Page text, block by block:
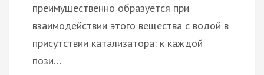
преимущественно образуется при
взаимодействии этого вещества с водой в
присутствии катализатора: к каждой
пози…